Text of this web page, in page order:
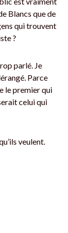
Blancs que de
qui trouvent
?
parlé. Je
Parce
le premier qui
celui qui
veulent.